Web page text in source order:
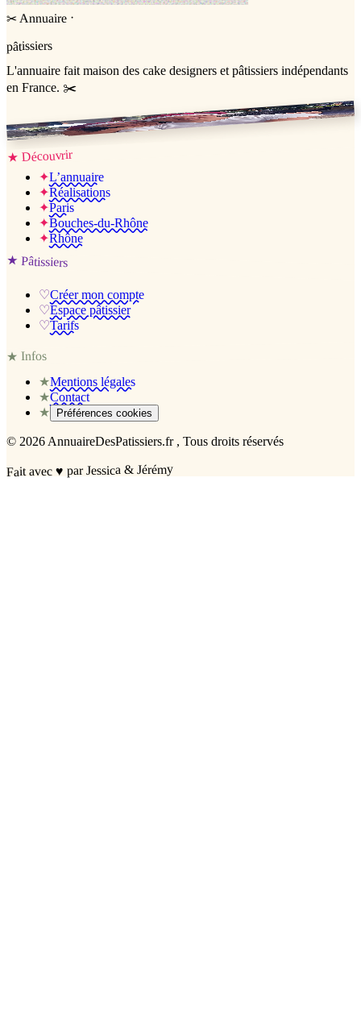
✂ Annuaire ·
pâtissiers
L'annuaire fait maison des cake designers et pâtissiers indépendants
en France. ✂️
Jessica & Jérémy ♡
★ Découvrir
✦L’annuaire
✦Réalisations
✦Paris
✦Bouches-du-Rhône
✦Rhône
★ Pâtissiers
♡Créer mon compte
♡Espace pâtissier
♡Tarifs
★Infos
★Mentions légales
★Contact
★
Préférences cookies
© 2026 AnnuaireDesPatissiers.fr , Tous droits réservés
Fait avec♥ par Jessica & Jérémy